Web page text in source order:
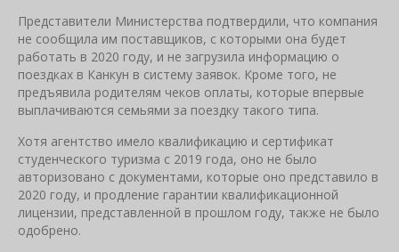
Представители Министерства подтвердили, что компания
не сообщила им поставщиков, с которыми она будет
работать в 2020 году, и не загрузила информацию о
поездках в Канкун в систему заявок. Кроме того, не
предъявила родителям чеков оплаты, которые впервые
выплачиваются семьями за поездку такого типа.
Хотя агентство имело квалификацию и сертификат
студенческого туризма с 2019 года, оно не было
авторизовано с документами, которые оно представило в
2020 году, и продление гарантии квалификационной
лицензии, представленной в прошлом году, также не было
одобрено.